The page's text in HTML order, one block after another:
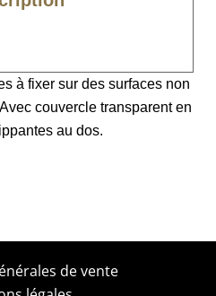
à fixer sur des surfaces non
couvercle transparent en
au dos.
de vente